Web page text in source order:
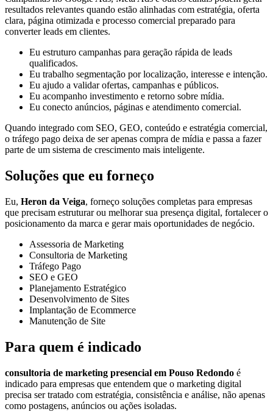
resultados relevantes quando estão alinhadas com estratégia, oferta
clara, página otimizada e processo comercial preparado para
converter leads em clientes.
Eu estruturo campanhas para geração rápida de leads
qualificados.
Eu trabalho segmentação por localização, interesse e intenção.
Eu ajudo a validar ofertas, campanhas e públicos.
Eu acompanho investimento e retorno sobre mídia.
Eu conecto anúncios, páginas e atendimento comercial.
Quando integrado com SEO, GEO, conteúdo e estratégia comercial,
o tráfego pago deixa de ser apenas compra de mídia e passa a fazer
parte de um sistema de crescimento mais inteligente.
Soluções que eu forneço
Eu, Heron da Veiga, forneço soluções completas para empresas
que precisam estruturar ou melhorar sua presença digital, fortalecer o
posicionamento da marca e gerar mais oportunidades de negócio.
Assessoria de Marketing
Consultoria de Marketing
Tráfego Pago
SEO e GEO
Planejamento Estratégico
Desenvolvimento de Sites
Implantação de Ecommerce
Manutenção de Site
Para quem é indicado
consultoria de marketing presencial em Pouso Redondo é
indicado para empresas que entendem que o marketing digital
precisa ser tratado com estratégia, consistência e análise, não apenas
como postagens, anúncios ou ações isoladas.